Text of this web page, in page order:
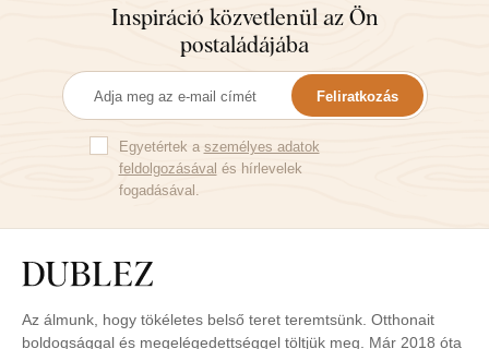
Inspiráció közvetlenül az Ön
postaládájába
Feliratkozás
Egyetértek a személyes adatok
feldolgozásával és hírlevelek
fogadásával.
Az álmunk, hogy tökéletes belső teret teremtsünk. Otthonait
boldogsággal és megelégedettséggel töltjük meg. Már 2018 óta